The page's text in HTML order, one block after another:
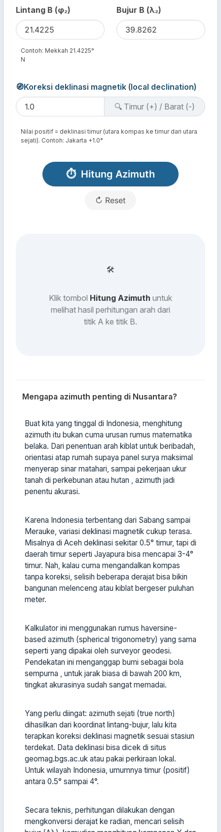
Lintang B (φ₂)
Contoh: Mekkah 21.4225°
N
Bujur B (λ₂)
🧭Koreksi deklinasi magnetik (local declination)
🔍 Timur (+) / Barat (-)
Nilai positif = deklinasi timur (utara kompas ke timur dari utara
sejati). Contoh: Jakarta +1.0°
⏱Hitung Azimuth
↻ Reset
🛠
Klik tombol Hitung Azimuth untuk
melihat hasil perhitungan arah dari
titik A ke titik B.
Mengapa azimuth penting di Nusantara?
Buat kita yang tinggal di Indonesia, menghitung
azimuth itu bukan cuma urusan rumus matematika
belaka. Dari penentuan arah kiblat untuk beribadah,
orientasi atap rumah supaya panel surya maksimal
menyerap sinar matahari, sampai pekerjaan ukur
tanah di perkebunan atau hutan , azimuth jadi
penentu akurasi.
Karena Indonesia terbentang dari Sabang sampai
Merauke, variasi deklinasi magnetik cukup terasa.
Misalnya di Aceh deklinasi sekitar 0.5° timur, tapi di
daerah timur seperti Jayapura bisa mencapai 3-4°
timur. Nah, kalau cuma mengandalkan kompas
tanpa koreksi, selisih beberapa derajat bisa bikin
bangunan melenceng atau kiblat bergeser puluhan
meter.
Kalkulator ini menggunakan rumus haversine-
based azimuth (spherical trigonometry) yang sama
seperti yang dipakai oleh surveyor geodesi.
Pendekatan ini menganggap bumi sebagai bola
sempurna , untuk jarak biasa di bawah 200 km,
tingkat akurasinya sudah sangat memadai.
Yang perlu diingat: azimuth sejati (true north)
dihasilkan dari koordinat lintang-bujur, lalu kita
terapkan koreksi deklinasi magnetik sesuai stasiun
terdekat. Data deklinasi bisa dicek di situs
geomag.bgs.ac.uk atau pakai perkiraan lokal.
Untuk wilayah Indonesia, umumnya timur (positif)
antara 0.5° sampai 4°.
Secara teknis, perhitungan dilakukan dengan
mengkonversi derajat ke radian, mencari selisih